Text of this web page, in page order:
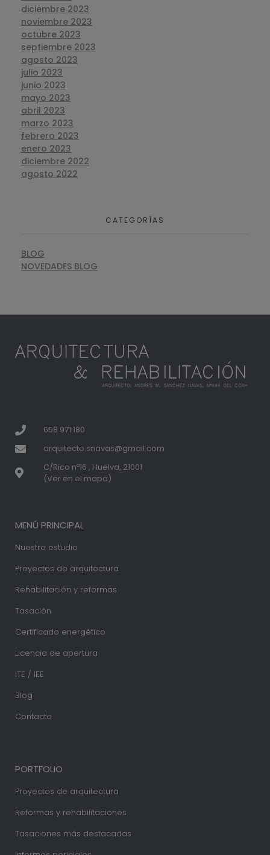
diciembre 2023
noviembre 2023
octubre 2023
septiembre 2023
agosto 2023
julio 2023
junio 2023
mayo 2023
abril 2023
marzo 2023
febrero 2023
enero 2023
diciembre 2022
agosto 2022
CATEGORÍAS
BLOG
NOVEDADES BLOG
658 971 180
arquitecto.snavas@gmail.com
C/Rico nº16 , Huelva, 21001
(Ver en el mapa)
MENÚ PRINCIPAL
Nuestro estudio
Proyectos de arquitectura
Rehabilitación y reformas
Tasación
Certificado energético
Licencia de apertura
ITE / IEE
Blog
Contacto
PORTFOLIO
Proyectos de arquitectura
Reformas y rehabilitaciones
Tasaciones más destacadas